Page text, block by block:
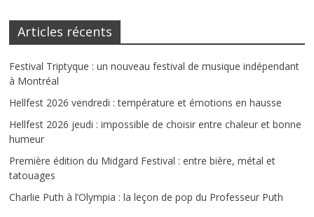
Articles récents
Festival Triptyque : un nouveau festival de musique indépendant
à Montréal
Hellfest 2026 vendredi : température et émotions en hausse
Hellfest 2026 jeudi : impossible de choisir entre chaleur et bonne
humeur
Première édition du Midgard Festival : entre bière, métal et
tatouages
Charlie Puth à l’Olympia : la leçon de pop du Professeur Puth